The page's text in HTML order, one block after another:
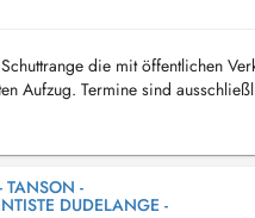
die mit öffentlichen
Aufzug. Termine sind
TANSON -
DUDELANGE -